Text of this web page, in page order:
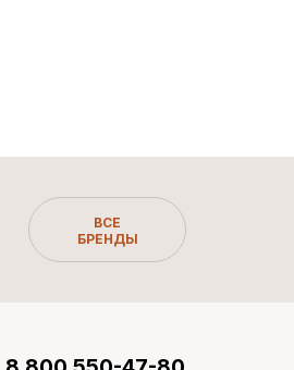
ВСЕ
БРЕНДЫ